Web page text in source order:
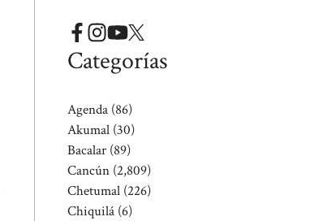
Categorías
Agenda (86)
Akumal (30)
Bacalar (89)
Cancún (2,809)
Chetumal (226)
Chiquilá (6)